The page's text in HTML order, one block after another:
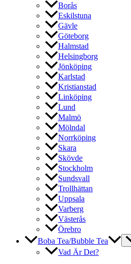
Borås
Eskilstuna
Gävle
Göteborg
Halmstad
Helsingborg
Jönköping
Karlstad
Kristianstad
Linköping
Lund
Malmö
Mölndal
Norrköping
Skara
Skövde
Stockholm
Sundsvall
Trollhättan
Uppsala
Varberg
Västerås
Örebro
Boba Tea/Bubble Tea
Vad Är Det?